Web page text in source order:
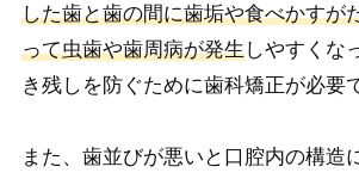
した歯と歯の間に歯垢や食べかすが
って虫歯や歯周病が発生しやすくな
き残しを防ぐために歯科矯正が必要
また、歯並びが悪いと口腔内の構造